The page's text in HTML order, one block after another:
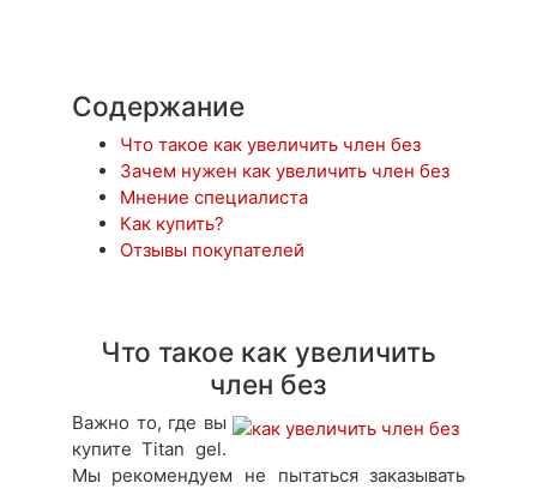
Содержание
Что такое как увеличить член без
Зачем нужен как увеличить член без
Мнение специалиста
Как купить?
Отзывы покупателей
Что такое как увеличить
член без
Важно то, где вы
купите Titan gel.
Мы рекомендуем не пытаться заказывать